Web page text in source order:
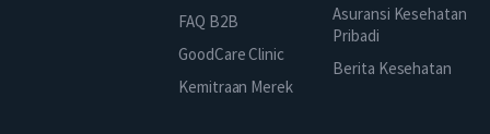
FAQ B2B
GoodCare Clinic
Kemitraan Merek
Asuransi Kesehatan
Pribadi
Berita Kesehatan